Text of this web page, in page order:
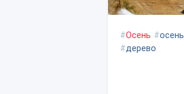
#Осень #осень
#дерево